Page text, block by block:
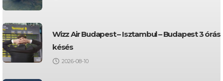
Wizz Air Budapest – Isztambul – Budapest 3 órás
késés
2026-08-10